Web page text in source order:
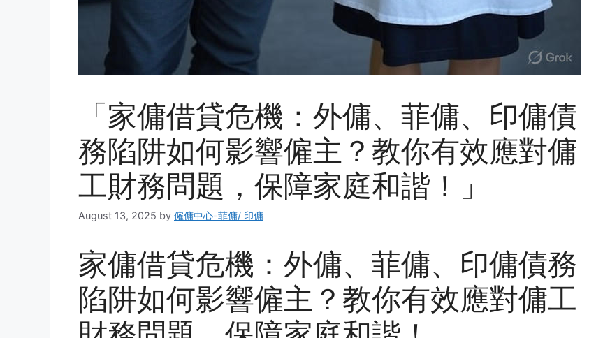
「家傭借貸危機：外傭、菲傭、印傭債
務陷阱如何影響僱主？教你有效應對傭
工財務問題，保障家庭和諧！」
August 13, 2025 by 僱傭中心-菲傭/ 印傭
家傭借貸危機：外傭、菲傭、印傭債務
陷阱如何影響僱主？教你有效應對傭工